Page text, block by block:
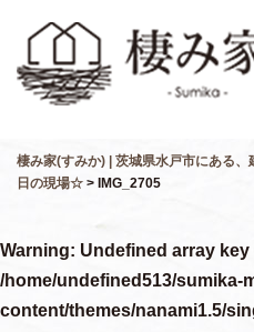
棲み家(すみか) | 茨城県水戸市にある
日の現場☆ > IMG_2705
Warning: Undefined array key
/home/undefined513/sumika-
content/themes/nanami1.5/